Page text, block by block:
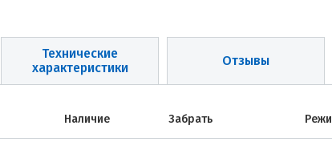
Технические
характеристики
Отзывы
Наличие Забрать